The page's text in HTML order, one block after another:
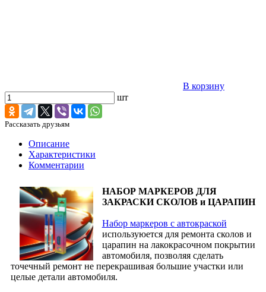
В корзину
шт
Рассказать друзьям
Описание
Характеристики
Комментарии
НАБОР МАРКЕРОВ ДЛЯ
ЗАКРАСКИ СКОЛОВ и ЦАРАПИН
Набор маркеров с автокраской
используюется для ремонта сколов и
царапин на лакокрасочном покрытии
автомобиля, позволяя сделать
точечный ремонт не перекрашивая большие участки или
целые детали автомобиля.